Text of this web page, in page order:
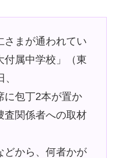
さまが通われてい
付属中学校」（東
に包丁2本が置か
査関係者への取材
どから、何者かが